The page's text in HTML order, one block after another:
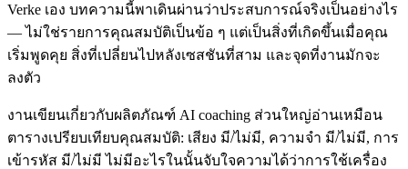
Verke เอง บทความนี้พาเดินผ่านว่าประสบการณ์จริงเป็นอย่างไร
— ไม่ใช่รายการคุณสมบัติเป็นข้อ ๆ แต่เป็นสิ่งที่เกิดขึ้นเมื่อคุณ
เริ่มพูดคุย สิ่งที่เปลี่ยนไปหลังเซสชันที่สาม และจุดที่งานมักจะ
ลงตัว
งานเขียนเกี่ยวกับผลิตภัณฑ์ AI coaching ส่วนใหญ่อ่านเหมือน
ตารางเปรียบเทียบคุณสมบัติ: เสียง มี/ไม่มี, ความจำ มี/ไม่มี, การ
เข้ารหัส มี/ไม่มี ไม่มีอะไรในนั้นจับใจความได้ว่าการใช้เครื่อง